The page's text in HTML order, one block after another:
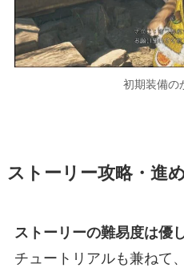
初期装備の
ストーリー攻略・進
ストーリーの難易度は優
チュートリアルも兼ねて